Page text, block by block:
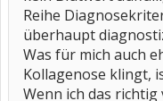
Reihe
überhaupt
Was für mich auch
Kollagenose klingt,
Wenn ich das